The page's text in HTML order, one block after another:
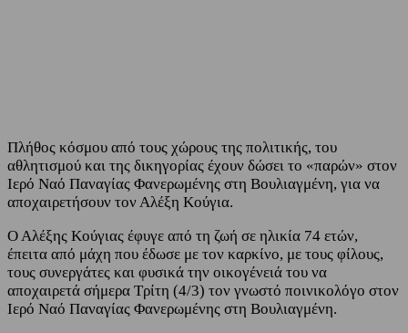
Πλήθος κόσμου από τους χώρους της πολιτικής, του
αθλητισμού και της δικηγορίας έχουν δώσει το «παρών» στον
Ιερό Ναό Παναγίας Φανερωμένης στη Βουλιαγμένη, για να
αποχαιρετήσουν τον Αλέξη Κούγια.
Ο Αλέξης Κούγιας έφυγε από τη ζωή σε ηλικία 74 ετών,
έπειτα από μάχη που έδωσε με τον καρκίνο, με τους φίλους,
τους συνεργάτες και φυσικά την οικογένειά του να
αποχαιρετά σήμερα Τρίτη (4/3) τον γνωστό ποινικολόγο στον
Ιερό Ναό Παναγίας Φανερωμένης στη Βουλιαγμένη.